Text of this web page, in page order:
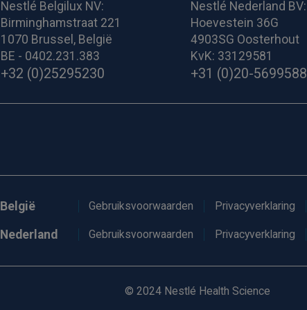
Nestlé Belgilux NV:
Birminghamstraat 221
1070 Brussel, België
BE - 0402.231.383
+32 (0)25295230
Nestlé Nederland BV:
Hoevestein 36G
4903SG Oosterhout
KvK: 33129581
+31 (0)20-5699588
België Gebruiksvoorwaarden Privacyverklaring
Nederland Gebruiksvoorwaarden Privacyverklaring
© 2024 Nestlé Health Science